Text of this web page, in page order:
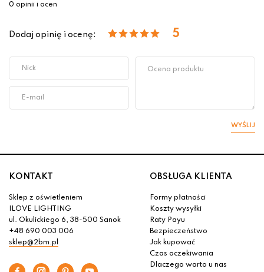
0 opinii i ocen
Dodaj opinię i ocenę: 5
WYŚLIJ
KONTAKT
Sklep z oświetleniem
ILOVE LIGHTING
ul. Okulickiego 6, 38-500 Sanok
+48 690 003 006
sklep@2bm.pl
OBSŁUGA KLIENTA
Formy płatności
Koszty wysyłki
Raty Payu
Bezpieczeństwo
Jak kupować
Czas oczekiwania
Dlaczego warto u nas